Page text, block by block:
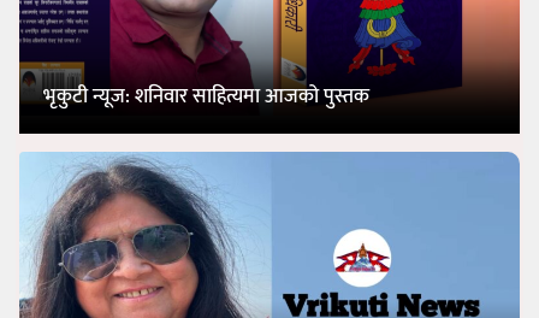
भृकुटी न्यूज: शनिवार साहित्यमा आजको पुस्तक